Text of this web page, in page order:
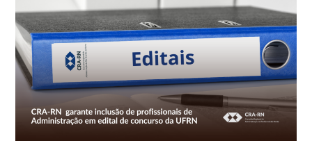
Seu
Favor
Ou
Contra
Você?